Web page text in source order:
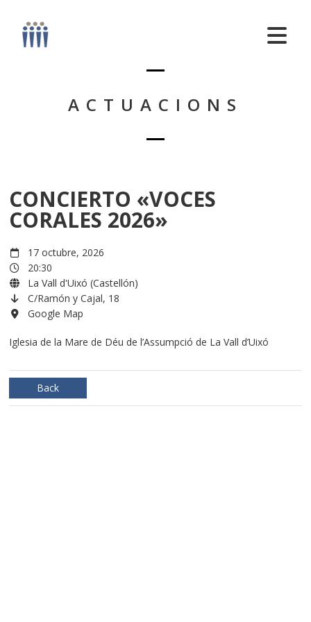
ACTUACIONS
CONCIERTO «VOCES
CORALES 2026»
17 octubre, 2026
20:30
La Vall d'Uixó (Castellón)
C/Ramón y Cajal, 18
Google Map
Iglesia de la Mare de Déu de l’Assumpció de La Vall d’Uixó
Back